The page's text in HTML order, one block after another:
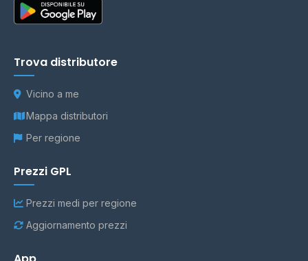
Trova distributore
Vicino a me
Mappa distributori
Per regione
Prezzi GPL
Prezzi medi per regione
Aggiornamento prezzi